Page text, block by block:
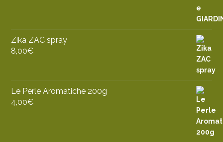
Zika ZAC spray
8,00€
Le Perle Aromatiche 200g
4,00€